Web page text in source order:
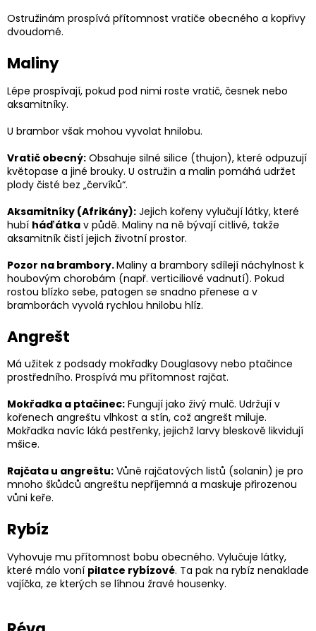
Ostružinám prospívá přítomnost vratiče obecného a kopřivy
dvoudomé.
Maliny
Lépe prospívají, pokud pod nimi roste vratič, česnek nebo
aksamitníky.
U brambor však mohou vyvolat hnilobu.
Vratič obecný: Obsahuje silné silice (thujon), které odpuzují
květopase a jiné brouky. U ostružin a malin pomáhá udržet
plody čisté bez „červíků“.
Aksamitníky (Afrikány): Jejich kořeny vylučují látky, které
hubí háďátka v půdě. Maliny na ně bývají citlivé, takže
aksamitník čistí jejich životní prostor.
Pozor na brambory.Maliny a brambory sdílejí náchylnost k
houbovým chorobám (např. verticiliové vadnutí). Pokud
rostou blízko sebe, patogen se snadno přenese a v
bramborách vyvolá rychlou hnilobu hlíz.
Angrešt
Má užitek z podsady mokřadky Douglasovy nebo ptačince
prostředního. Prospívá mu přítomnost rajčat.
Mokřadka a ptačinec: Fungují jako živý mulč. Udržují v
kořenech angreštu vlhkost a stín, což angrešt miluje.
Mokřadka navíc láká pestřenky, jejichž larvy bleskově likvidují
mšice.
Rajčata u angreštu: Vůně rajčatových listů (solanin) je pro
mnoho škůdců angreštu nepříjemná a maskuje přirozenou
vůni keře.
Rybíz
Vyhovuje mu přítomnost bobu obecného. Vylučuje látky,
které málo voní pilatce rybízové. Ta pak na rybíz nenaklade
vajíčka, ze kterých se líhnou žravé housenky.